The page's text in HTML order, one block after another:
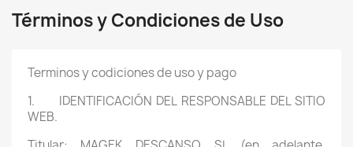
Términos y Condiciones de Uso
Terminos y codiciones de uso y pago
1. IDENTIFICACIÓN DEL RESPONSABLE DEL SITIO
WEB.